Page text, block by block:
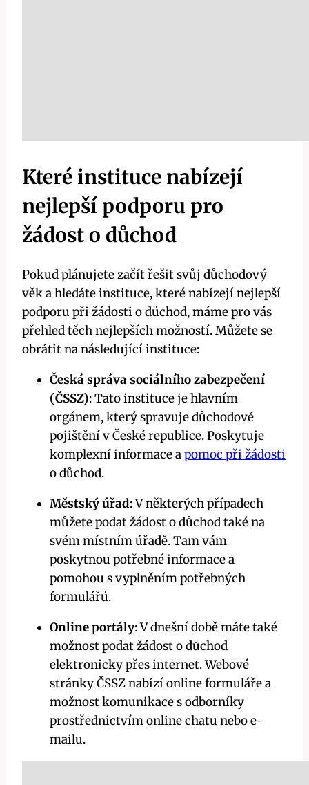
Které instituce nabízejí
nejlepší podporu pro
žádost o důchod
Pokud plánujete začít řešit svůj důchodový
věk a hledáte instituce, které nabízejí nejlepší
podporu při žádosti o důchod, máme pro vás
přehled těch nejlepších možností. Můžete se
obrátit na následující instituce:
Česká správa sociálního zabezpečení
(ČSSZ): Tato instituce je hlavním
orgánem, který spravuje důchodové
pojištění v České republice. Poskytuje
komplexní informace apomoc při žádosti
o důchod.
Městský úřad: V některých případech
můžete podat žádost o důchod také na
svém místním úřadě. Tam vám
poskytnou potřebné informace a
pomohou s vyplněním potřebných
formulářů.
Online portály: V dnešní době máte také
možnost podat žádost o důchod
elektronicky přes internet. Webové
stránky ČSSZ nabízí online formuláře a
možnost komunikace s odborníky
prostřednictvím online chatu nebo e-
mailu.